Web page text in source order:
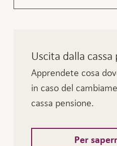
Uscita dalla
Apprendete cosa
in caso del
cassa pensione.
Per